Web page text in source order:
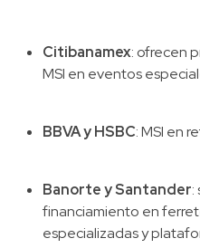
Citibanamex: ofrecen
MSI en eventos
BBVA y HSBC: MSI en
Banorte y Santander:
financiamiento en
especializadas y